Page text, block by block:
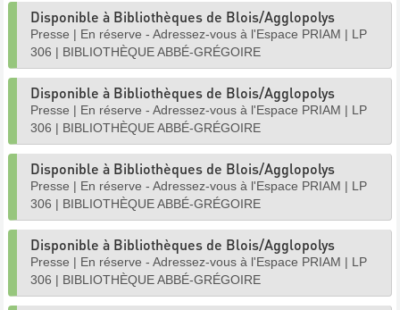
Disponible à Bibliothèques de Blois/Agglopolys
Presse | En réserve - Adressez-vous à l'Espace PRIAM | LP
306 | BIBLIOTHÈQUE ABBÉ-GRÉGOIRE
Disponible à Bibliothèques de Blois/Agglopolys
Presse | En réserve - Adressez-vous à l'Espace PRIAM | LP
306 | BIBLIOTHÈQUE ABBÉ-GRÉGOIRE
Disponible à Bibliothèques de Blois/Agglopolys
Presse | En réserve - Adressez-vous à l'Espace PRIAM | LP
306 | BIBLIOTHÈQUE ABBÉ-GRÉGOIRE
Disponible à Bibliothèques de Blois/Agglopolys
Presse | En réserve - Adressez-vous à l'Espace PRIAM | LP
306 | BIBLIOTHÈQUE ABBÉ-GRÉGOIRE